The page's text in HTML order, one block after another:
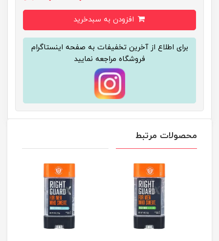
برای اطلاع از آخرین تخفیفات به صفحه اینستاگرام
فروشگاه مراجعه نمایید
محصولات مرتبط